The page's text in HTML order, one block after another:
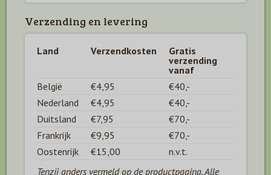
Verzending en levering
Land Verzendkosten
Gratis
verzending
vanaf
België
€4,95
€40,-
Nederland
€4,95
€40,-
Duitsland
€7,95
€70,-
Frankrijk
€9,95
€70,-
Oostenrijk
€15,00
n.v.t.
Tenzij anders vermeld op de productpagina. Alle